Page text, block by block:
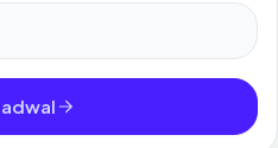
dan kabupaten di Indonesia.